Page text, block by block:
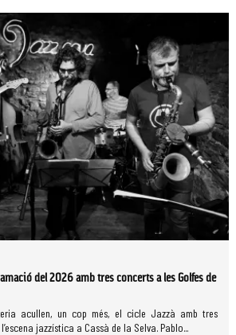
del 2026 amb tres concerts a les Golfes de
acullen, un cop més, el cicle Jazzà amb tres
jazzística a Cassà de la Selva. Pablo...